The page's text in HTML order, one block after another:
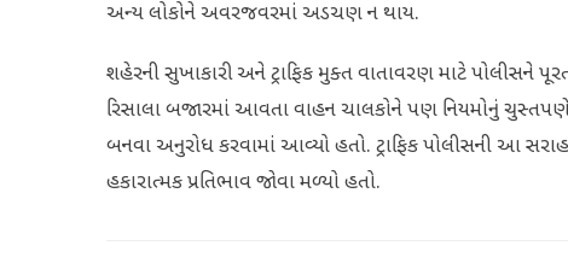
અન્ય લોકોને અવરજવરમાં અડચણ ન થાય.
શહેરની સુખાકારી અને ટ્રાફિક મુક્ત વાતાવરણ માટે પોલીસને
રિસાલા બજારમાં આવતા વાહન ચાલકોને પણ નિયમોનું ચુસ્તપણે
બનવા અનુરોધ કરવામાં આવ્યો હતો. ટ્રાફિક પોલીસની આ
હકારાત્મક પ્રતિભાવ જોવા મળ્યો હતો.